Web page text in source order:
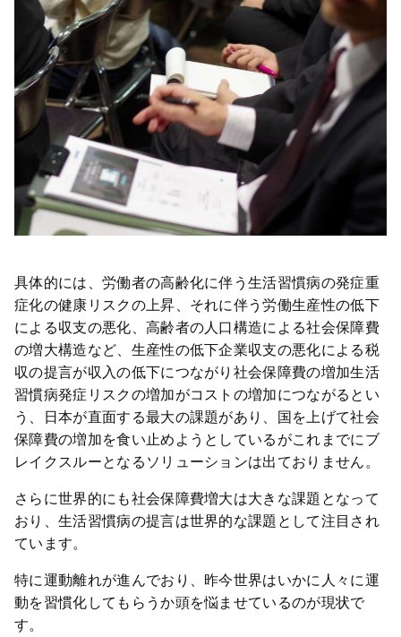
具体的には、労働者の高齢化に伴う生活習慣病の発症重
症化の健康リスクの上昇、それに伴う労働生産性の低下
による収支の悪化、高齢者の人口構造による社会保障費
の増大構造など、生産性の低下企業収支の悪化による税
収の提言が収入の低下につながり社会保障費の増加生活
習慣病発症リスクの増加がコストの増加につながるとい
う、日本が直面する最大の課題があり、国を上げて社会
保障費の増加を食い止めようとしているがこれまでにブ
レイクスルーとなるソリューションは出ておりません。
さらに世界的にも社会保障費増大は大きな課題となって
おり、生活習慣病の提言は世界的な課題として注目され
ています。
特に運動離れが進んでおり、昨今世界はいかに人々に運
動を習慣化してもらうか頭を悩ませているのが現状で
す。